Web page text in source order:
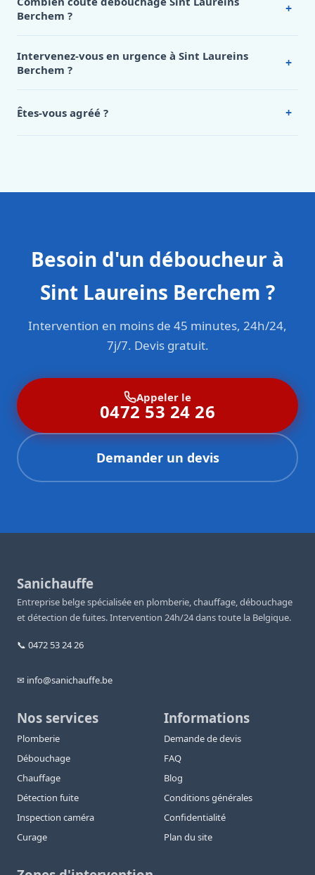
Berchem ?
+
Laureins Berchem, appelez le 0472 53 24 26.
Intervenez-vous en urgence à Sint Laureins
Berchem ?
+
Êtes-vous agréé ? +
Besoin d'un déboucheur à
Sint Laureins Berchem ?
Intervention en moins de 45 minutes, 24h/24,
7j/7. Devis gratuit.
Appeler le
0472 53 24 26
Demander un devis
Sanichauffe
Entreprise belge spécialisée en plomberie, chauffage, débouchage
et détection de fuites. Intervention 24h/24 dans toute la Belgique.
📞 0472 53 24 26
✉ info@sanichauffe.be
Nos services
Plomberie
Débouchage
Chauffage
Détection fuite
Inspection caméra
Curage
Informations
Demande de devis
FAQ
Blog
Conditions générales
Confidentialité
Plan du site